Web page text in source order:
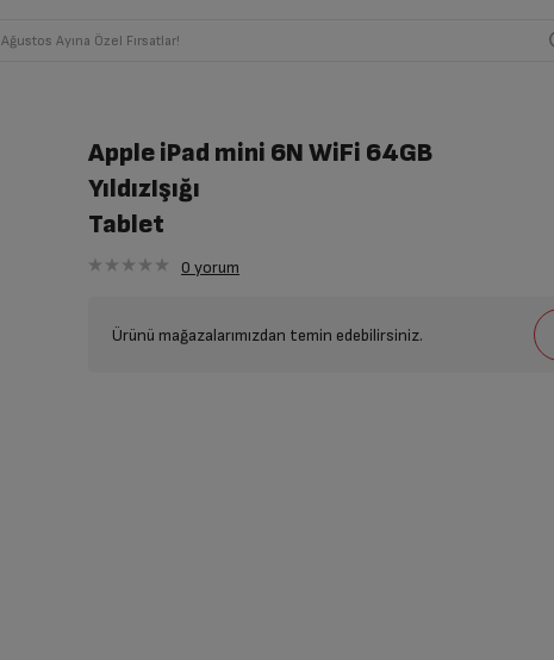
Ağustos Ayına Özel Fırsatlar!
Apple iPad mini 6N WiFi 64GB
YıldızIşığı
Tablet
0 yorum
Ürünü mağazalarımızdan temin edebilirsiniz.